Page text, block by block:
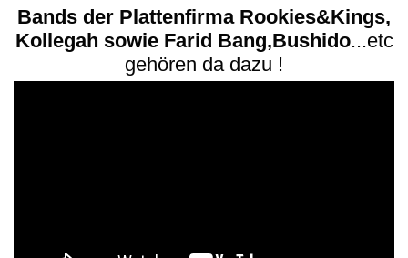
Bands der Plattenfirma Rookies&Kings,
Kollegah sowie Farid Bang,Bushido...etc
gehören da dazu !